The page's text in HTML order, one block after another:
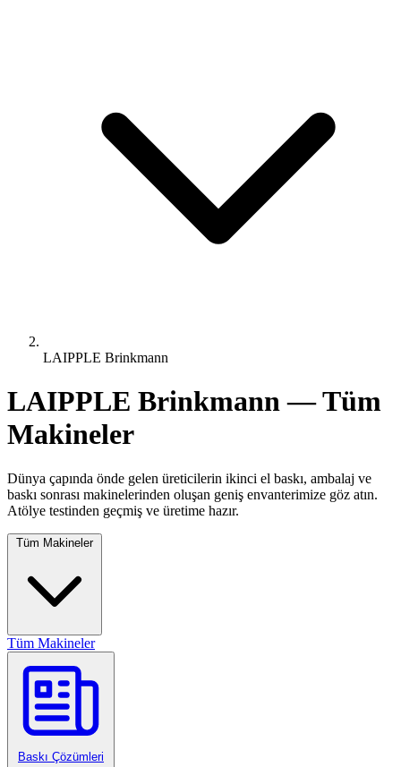
LAIPPLE Brinkmann
LAIPPLE Brinkmann — Tüm
Makineler
Dünya çapında önde gelen üreticilerin ikinci el baskı, ambalaj ve
baskı sonrası makinelerinden oluşan geniş envanterimize göz atın.
Atölye testinden geçmiş ve üretime hazır.
Tüm Makineler
Tüm Makineler
Baskı Çözümleri